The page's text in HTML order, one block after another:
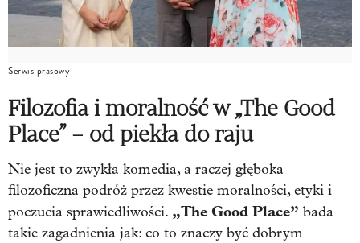
Serwis prasowy
Filozofia i moralność w „The Good
Place” – od piekła do raju
Nie jest to zwykła komedia, a raczej głęboka
filozoficzna podróż przez kwestie moralności, etyki i
poczucia sprawiedliwości. „The Good Place” bada
takie zagadnienia jak: co to znaczy być dobrym